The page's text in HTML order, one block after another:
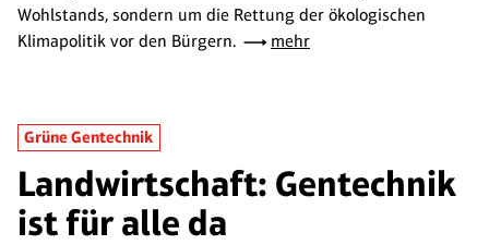
Wohlstands, sondern um die Rettung der ökologischen
Klimapolitik vor den Bürgern.
mehr
Grüne Gentechnik
Landwirtschaft: Gentechnik
ist für alle da